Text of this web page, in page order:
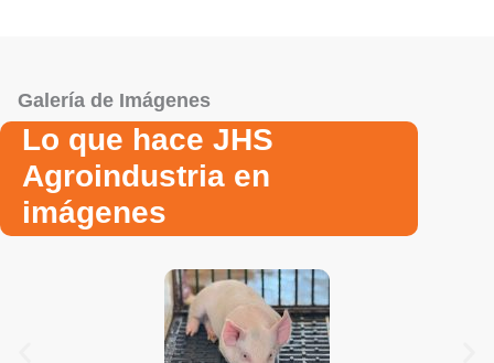
Galería de Imágenes
Lo que hace JHS
Agroindustria en
imágenes